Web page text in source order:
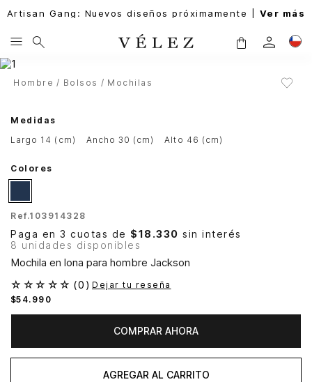
Artisan Gang: Nuevos diseños próximamente | Ver más
Hombre Bolsos Mochilas
Medidas
largo 14 (cm)
ancho 30 (cm) alto 46 (cm)
Colores
Ref.103914328
Paga en 3 cuotas de $18.330 sin interés
8 unidades disponibles
Mochila en lona para hombre Jackson
☆ ☆ ☆ ☆ ☆ (0 ) Dejar tu reseña
$54. 990
COMPRAR AHORA
AGREGAR AL CARRITO